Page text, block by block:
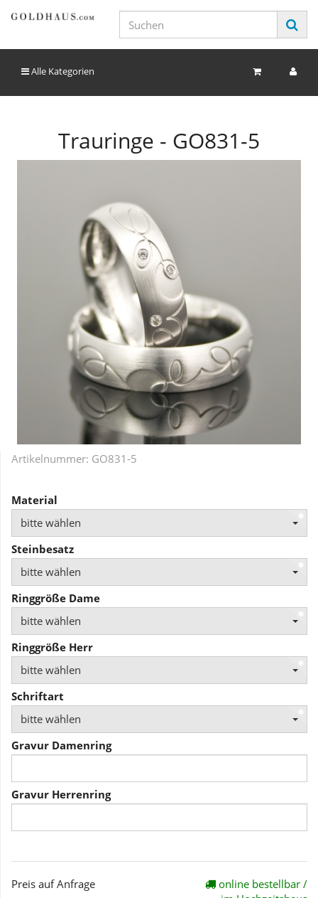
Alle Kategorien
Trauringe - GO831-5
Artikelnummer: GO831-5
Material
bitte wählen
Steinbesatz
bitte wählen
Ringgröße Dame
bitte wählen
Ringgröße Herr
bitte wählen
Schriftart
bitte wählen
Gravur Damenring
Gravur Herrenring
Preis auf Anfrage
online bestellbar /